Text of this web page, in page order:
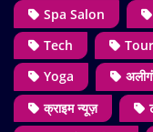
Spa Salon
Tech
Yoga
क्राइम न्यूज़